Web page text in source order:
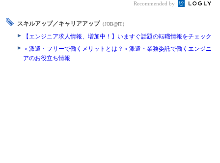
Recommended by
スキルアップ／キャリアアップ （JOB@IT）
【エンジニア求人情報、増加中！】いますぐ話題の転職情報をチェック
＜派遣・フリーで働くメリットとは？＞派遣・業務委託で働くエンジニ
アのお役立ち情報